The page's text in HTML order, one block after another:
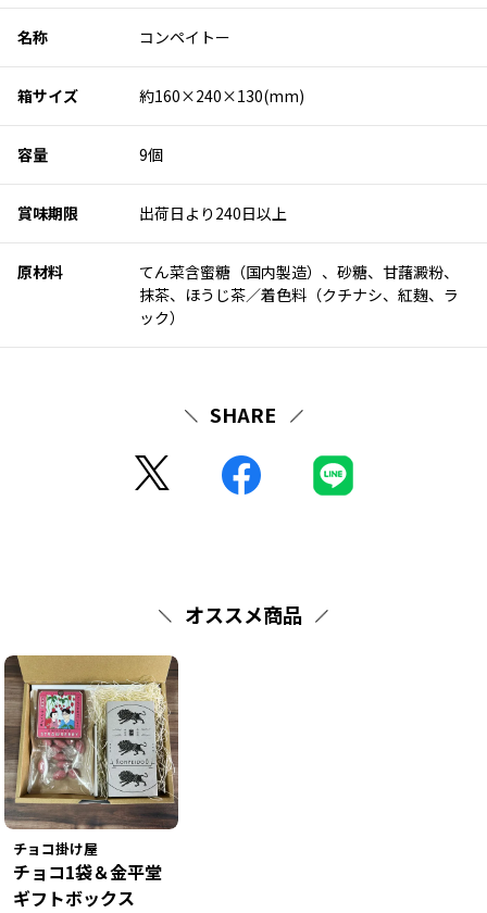
名称 コンペイトー
箱サイズ 約160×240×130(mm)
容量 9個
賞味期限 出荷日より240日以上
原材料
てん菜含蜜糖（国内製造）、砂糖、甘藷澱粉、
抹茶、ほうじ茶／着色料（クチナシ、紅麹、ラ
ック）
SHARE
オススメ商品
チョコ掛け屋
チョコ1袋＆金平堂
ギフトボックス